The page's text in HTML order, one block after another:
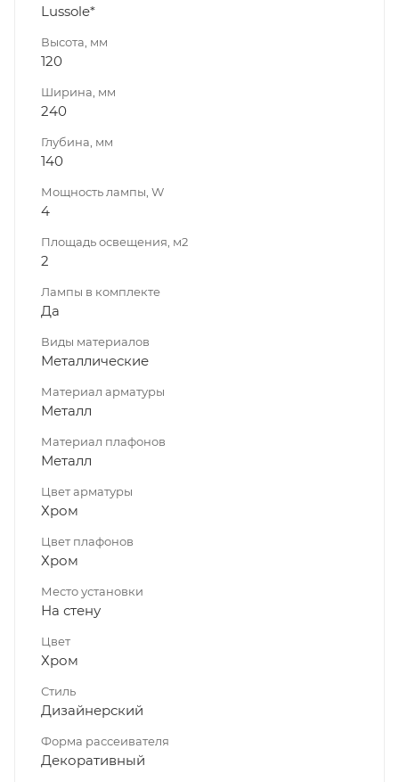
Lussole*
Высота, мм
120
Ширина, мм
240
Глубина, мм
140
Мощность лампы, W
4
Площадь освещения, м2
2
Лампы в комплекте
Да
Виды материалов
Металлические
Материал арматуры
Металл
Материал плафонов
Металл
Цвет арматуры
Хром
Цвет плафонов
Хром
Место установки
На стену
Цвет
Хром
Стиль
Дизайнерский
Форма рассеивателя
Декоративный